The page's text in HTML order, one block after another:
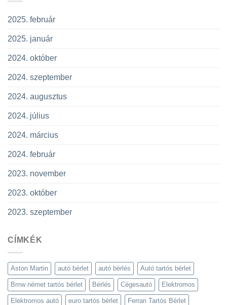
2025. február
2025. január
2024. október
2024. szeptember
2024. augusztus
2024. július
2024. március
2024. február
2023. november
2023. október
2023. szeptember
CÍMKÉK
Aston Martin autó bérlet autó bérlés Autó tartós bérlet
Bmw német tartós bérlet Bérlés Cégesautó Elektromos
Elektromos autó euro tartós bérlet Ferrari Tartós Bérlet